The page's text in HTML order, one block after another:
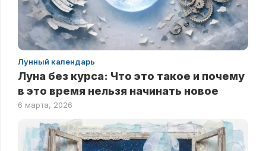
Лунный календарь
Луна без курса: Что это такое и почему
в это время нельзя начинать новое
6 марта, 2026